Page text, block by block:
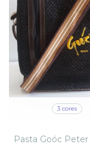
3 cores
Pasta Goóc Peter